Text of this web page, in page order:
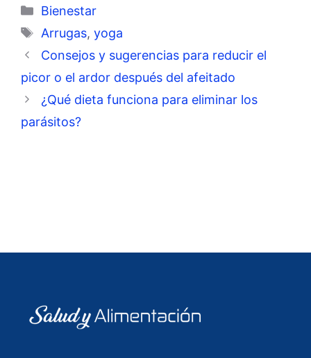
Categorías
Bienestar
Etiquetas
Arrugas, yoga
Consejos y sugerencias para reducir el
picor o el ardor después del afeitado
¿Qué dieta funciona para eliminar los
parásitos?